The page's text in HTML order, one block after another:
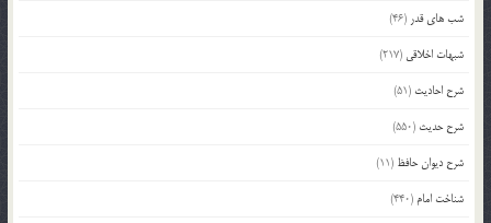
شب های قدر (46)
شبهات اخلاقی (217)
شرح احادیث (51)
شرح حدیث (550)
شرح دیوان حافظ (11)
شناخت امام (440)